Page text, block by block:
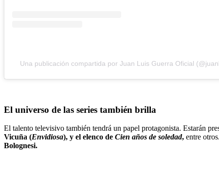
Una publicación compartida por Juan Luis Guerra Oficial
El universo de las series también brilla
El talento televisivo también tendrá un papel protagonista. Estarán
Vicuña (Envidiosa), y el elenco de Cien años de soledad, entre
Bolognesi.